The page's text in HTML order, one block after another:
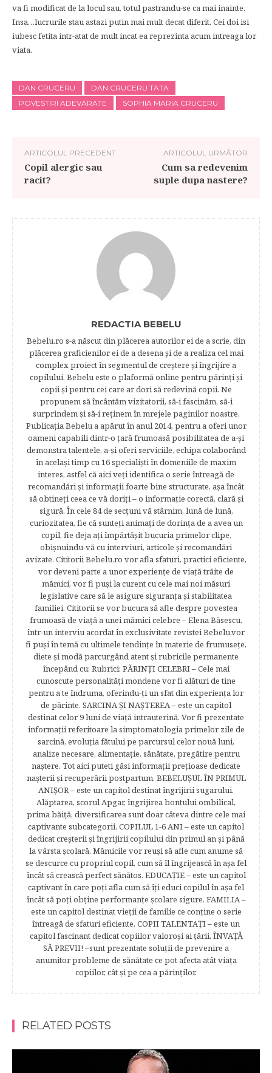
va fi modificat de la locul sau, totul pastrandu-se ca mai inainte.
Insa…lucrurile stau astazi putin mai mult decat diferit. Cei doi isi
iubesc fetita intr-atat de mult incat ea reprezinta acum intreaga lor
viata.
DAN CRUCERU
DAN CRUCERU TATA
POVESTIRI ADEVARATE
SOPHIA MARIA CRUCERU
ARTICOLUL PRECEDENT
Copil alergic sau
racit?
ARTICOLUL URMĂTOR
Cum sa redevenim
suple dupa nastere?
REDACTIA BEBELU
Bebelu.ro s-a născut din plăcerea autorilor ei de a scrie, din
plăcerea graficienilor ei de a desena şi de a realiza cel mai
complex proiect în segmentul de creştere şi îngrijire a
copilului. Bebelu este o plaformă online pentru părinţi şi
copii şi pentru cei care ar dori să redevină copii. Ne
propunem să încântăm vizitatorii, să-i fascinăm, să-i
surprindem şi să-i reţinem în mrejele paginilor noastre.​
Publicația Bebelu a apărut în anul 2014, pentru a oferi unor
oameni capabili dintr-o ţară frumoasă posibilitatea de a-şi
demonstra talentele, a-şi oferi serviciile, echipa colaborând
în acelaşi timp cu 16 specialişti în domeniile de maxim
interes, astfel că aici veţi identifica o serie întreagă de
recomandări şi informaţii foarte bine structurate, aşa încât
să obtineţi ceea ce vă doriţi – o informaţie corectă, clară şi
sigură. În cele 84 de secțuni vă stârnim, lună de lună,
curiozitatea, fie că sunteţi animaţi de dorinţa de a avea un
copil, fie deja aţi împărtăşit bucuria primelor clipe,
obişnuindu-vă cu interviuri, articole şi recomandări
avizate. Cititorii Bebelu.ro vor afla sfaturi, practici eficiente,
vor deveni parte a unor experienţe de viaţă trăite de
mămici, vor fi puşi la curent cu cele mai noi măsuri
legislative care să le asigure siguranţa şi stabilitatea
familiei. Cititorii se vor bucura să afle despre povestea
frumoasă de viață a unei mămici celebre – Elena Băsescu,
într-un interviu acordat în exclusivitate revistei Bebelu,vor
fi puşi în temă cu ultimele tendinţe în materie de frumuseţe,
diete şi modă parcurgând atent şi rubricile permanente
începând cu: Rubrici: PĂRINŢI CELEBRI – Cele mai
cunoscute personalităţi mondene vor fi alături de tine
pentru a te îndruma, oferindu-ţi un sfat din experienţa lor
de părinte. SARCINA ŞI NAŞTEREA – este un capitol
destinat celor 9 luni de viaţă intrauterină. Vor fi prezentate
informaţii referitoare la simptomatologia primelor zile de
sarcină, evoluţia fătului pe parcursul celor nouă luni,
analize necesare, alimentaţie, sănătate, pregătire pentru
naştere. Tot aici puteti găsi informaţii preţioase dedicate
naşterii şi recuperării postpartum. BEBELUŞUL ÎN PRIMUL
ANIŞOR – este un capitol destinat îngrijirii sugarului.
Alăptarea, scorul Apgar, îngrijirea bontului ombilical,
prima băiţă, diversificarea sunt doar câteva dintre cele mai
captivante subcategorii. COPILUL 1-6 ANI – este un capitol
dedicat creşterii şi îngrijirii copilului din primul an şi până
la vârsta şcolară. Mămicile vor reuşi să afle cum anume să
se descurce cu propriul copil, cum să îl îngrijească în aşa fel
încât să crească perfect sănătos. EDUCAŢIE – este un capitol
captivant în care poţi afla cum să îţi educi copilul în aşa fel
încât să poţi obţine performanţe şcolare sigure. FAMILIA –
este un capitol destinat vieţii de familie ce conţine o serie
întreagă de sfaturi eficiente. COPII TALENTAŢI – este un
capitol fascinant dedicat copiilor valoroși ai țării. ÎNVAŢĂ
SĂ PREVII! –sunt prezentate soluţii de prevenire a
anumitor probleme de sănătate ce pot afecta atât viaţa
copiilor, cât şi pe cea a părinţilor.
RELATED POSTS